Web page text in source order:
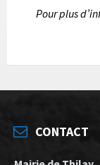
Pour plus
CONTACT